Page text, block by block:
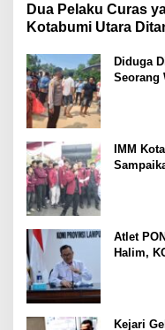
Dua Pelaku Curas
Kotabumi Utara
Diduga
Seorang
IMM
Atlet
Halim,
Kejari